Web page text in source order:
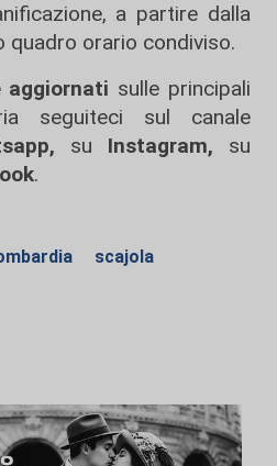
a partire dalla
quadro orario condiviso.
aggiornati sulle principali
seguiteci sul canale
su Instagram, su
.
scajola